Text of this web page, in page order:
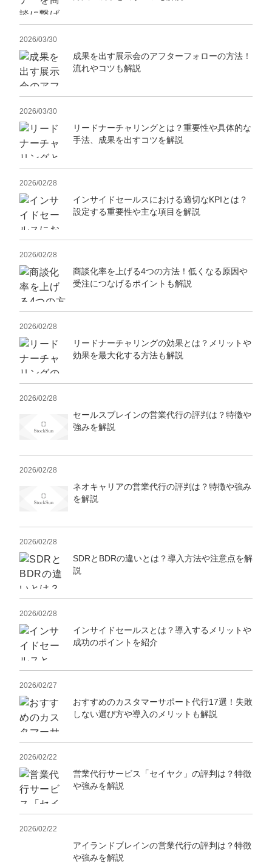
2026/03/30
成果を出す展示会のアフターフォローの方法！
流れやコツも解説
2026/03/30
リードナーチャリングとは？重要性や具体的な
手法、成果を出すコツを解説
2026/02/28
インサイドセールスにおける適切なKPIとは？
設定する重要性や主な項目を解説
2026/02/28
商談化率を上げる4つの方法！低くなる原因や
受注につなげるポイントも解説
2026/02/28
リードナーチャリングの効果とは？メリットや
効果を最大化する方法も解説
2026/02/28
セールスブレインの営業代行の評判は？特徴や
強みを解説
2026/02/28
ネオキャリアの営業代行の評判は？特徴や強み
を解説
2026/02/28
SDRとBDRの違いとは？導入方法や注意点を解
説
2026/02/28
インサイドセールスとは？導入するメリットや
成功のポイントを紹介
2026/02/27
おすすめのカスタマーサポート代行17選！失敗
しない選び方や導入のメリットも解説
2026/02/22
営業代行サービス「セイヤク」の評判は？特徴
や強みを解説
2026/02/22
アイランドブレインの営業代行の評判は？特徴
や強みを解説